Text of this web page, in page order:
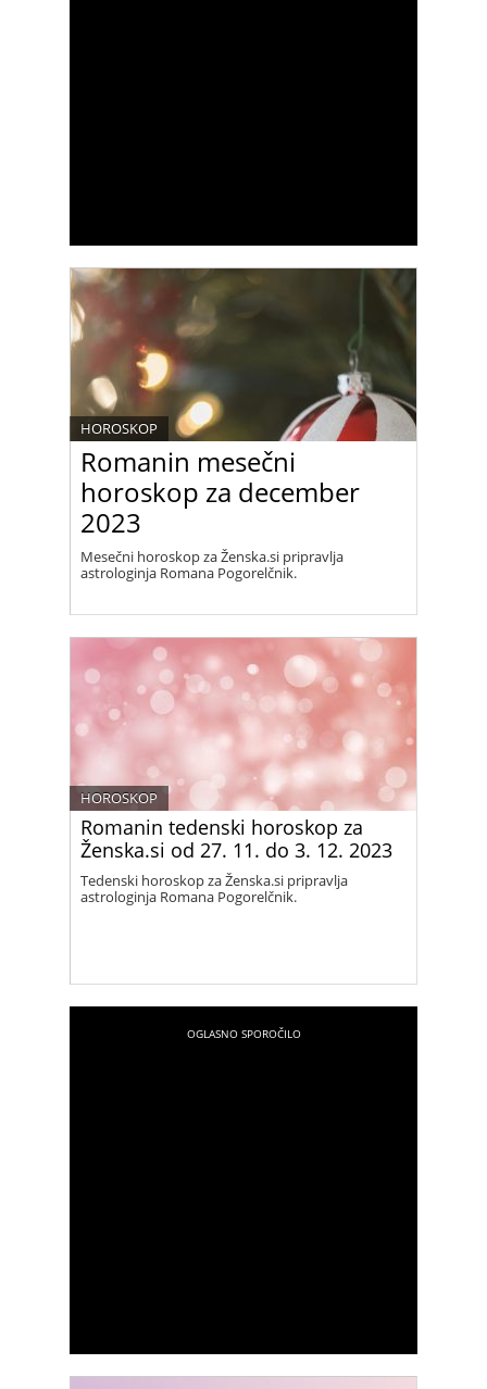
Romanin mesečni
horoskop za december
2023
HOROSKOP
Mesečni horoskop za Ženska.si pripravlja
astrologinja Romana Pogorelčnik.
Romanin tedenski horoskop za
Ženska.si od 27. 11. do 3. 12. 2023
HOROSKOP
Tedenski horoskop za Ženska.si pripravlja
astrologinja Romana Pogorelčnik.